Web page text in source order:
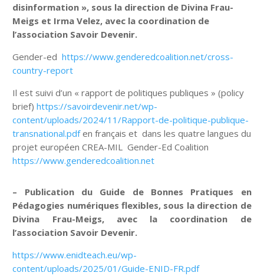
disinformation », sous la direction de Divina Frau-
Meigs et Irma Velez, avec la coordination de
l’association Savoir Devenir.
Gender-edhttps://www.genderedcoalition.net/cross-
country-report
Il est suivi d’un « rapport de politiques publiques » (policy
brief)https://savoirdevenir.net/wp-
content/uploads/2024/11/Rapport-de-politique-publique-
transnational.pdfen français et dans les quatre langues du
projet européen CREA-MIL Gender-Ed Coalition
https://www.genderedcoalition.net
– Publication du Guide de Bonnes Pratiques en
Pédagogies numériques flexibles, sous la direction de
Divina Frau-Meigs, avec la coordination de
l’association Savoir Devenir.
https://www.enidteach.eu/wp-
content/uploads/2025/01/Guide-ENID-FR.pdf